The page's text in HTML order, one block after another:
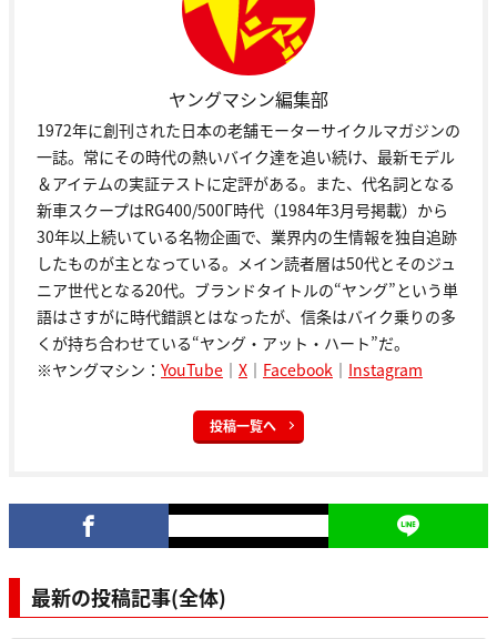
ヤングマシン編集部
1972年に創刊された日本の老舗モーターサイクルマガジンの
一誌。常にその時代の熱いバイク達を追い続け、最新モデル
＆アイテムの実証テストに定評がある。また、代名詞となる
新車スクープはRG400/500Γ時代（1984年3月号掲載）から
30年以上続いている名物企画で、業界内の生情報を独自追跡
したものが主となっている。メイン読者層は50代とそのジュ
ニア世代となる20代。ブランドタイトルの“ヤング”という単
語はさすがに時代錯誤とはなったが、信条はバイク乗りの多
くが持ち合わせている“ヤング・アット・ハート”だ。
※ヤングマシン： YouTube ｜ X ｜ Facebook ｜ Instagram
投稿一覧へ
最新の投稿記事(全体)